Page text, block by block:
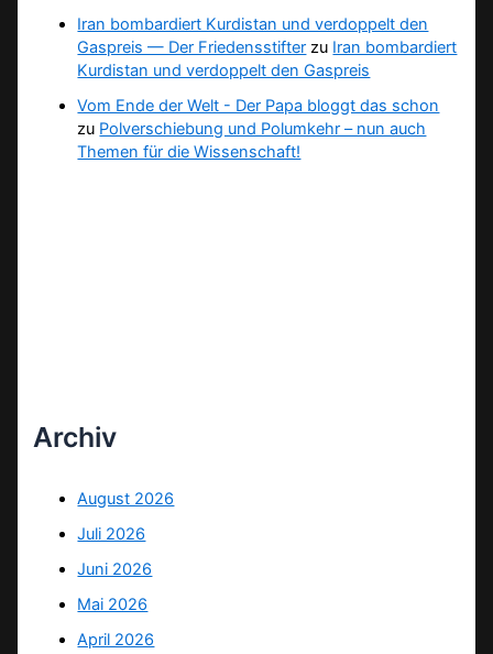
Iran bombardiert Kurdistan und verdoppelt den
Gaspreis — Der Friedensstifter zu Iran bombardiert
Kurdistan und verdoppelt den Gaspreis
Vom Ende der Welt - Der Papa bloggt das schon
zu Polverschiebung und Polumkehr – nun auch
Themen für die Wissenschaft!
Archiv
August 2026
Juli 2026
Juni 2026
Mai 2026
April 2026